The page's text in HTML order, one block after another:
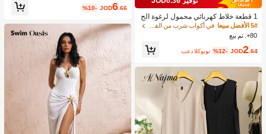
1 قطعة خلاط كهربائي محمول لرغوة الح
ليب، رغاية الحليب القابلة للشحن - شحن
USB، 3 سرعات، خلاط حليب كهربائي ص
غير، مناسب للقهوة/اللاتيه/الكابتشينو/الش
وكولاتة الساخنة/البيض
5# الأفضل مبيعا
في أكواب شرب من الفولاذ المقاوم للصدأ جهاز رغوة ال
80+. تم بيع
JOD2.64
%12- بعد الكوبون
وربطة عقدة وخطوط، مناسبة للعطلات ال
صيفية والشاطئ
JOD6.66
%10-